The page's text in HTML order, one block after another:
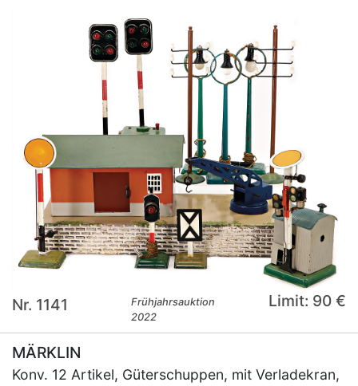
Nr. 1141
Frühjahrsauktion
2022
Limit: 90 €
MÄRKLIN
Konv. 12 Artikel, Güterschuppen, mit Verladekran,